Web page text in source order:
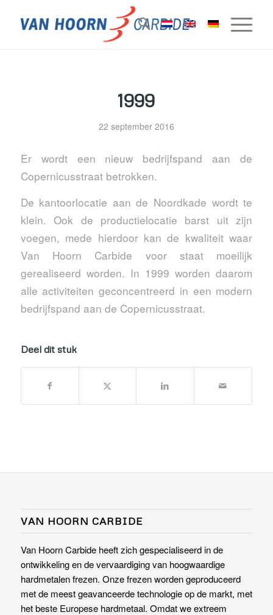
1999
22 september 2016
Er wordt een nieuw bedrijfspand aan de
Copernicusstraat betrokken.
De kantoorlocatie aan de Noordkade wordt te
klein. Ook de productielocatie barst uit zijn
voegen, mede hierdoor kan de kwaliteit waar
Van Hoorn Carbide voor staat moeilijk
gerealiseerd worden. In 1999 worden daarom
alle activiteiten geconcentreerd in een modern
bedrijfspand aan de Copernicusstraat.
Deel dit stuk
VAN HOORN CARBIDE
Van Hoorn Carbide heeft zich gespecialiseerd in de
ontwikkeling en de vervaardiging van hoogwaardige
hardmetalen frezen. Onze frezen worden geproduceerd
met de meest geavanceerde technologie op de markt, met
het beste Europese hardmetaal. Omdat we extreem